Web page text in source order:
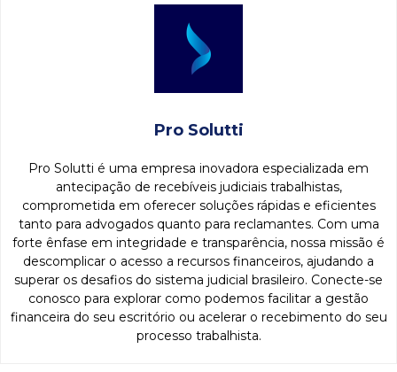
Pro Solutti
Pro Solutti é uma empresa inovadora especializada em
antecipação de recebíveis judiciais trabalhistas,
comprometida em oferecer soluções rápidas e eficientes
tanto para advogados quanto para reclamantes. Com uma
forte ênfase em integridade e transparência, nossa missão é
descomplicar o acesso a recursos financeiros, ajudando a
superar os desafios do sistema judicial brasileiro. Conecte-se
conosco para explorar como podemos facilitar a gestão
financeira do seu escritório ou acelerar o recebimento do seu
processo trabalhista.